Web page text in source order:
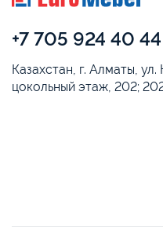
+7 705 924 40 44
Казахстан, г. Алматы,
цокольный этаж, 202;